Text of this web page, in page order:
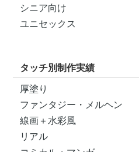
シニア向け
ユニセックス
タッチ別制作実績
厚塗り
ファンタジー・メルヘン
線画＋水彩風
リアル